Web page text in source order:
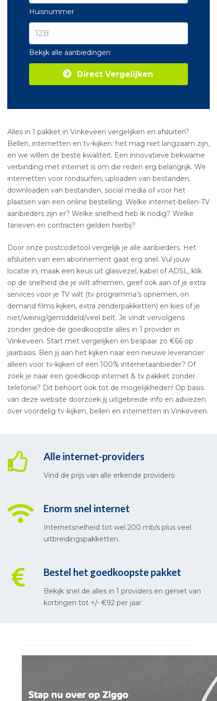
Huisnummer
Bekijk alle aanbiedingen
Direct Vergelijken
Alles in 1 pakket in Vinkeveen vergelijken en afsluiten?
Bellen, internetten en tv-kijken: het mag niet langzaam zijn,
en we willen de beste kwaliteit. Een innovatieve bekwame
verbinding met internet is om die reden erg belangrijk. We
internetten voor rondsurfen, uploaden van bestanden,
downloaden van bestanden, social media of voor het
plaatsen van een online bestelling. Welke internet-bellen-TV
aanbieders zijn er? Welke snelheid heb ik nodig? Welke
tarieven en contracten gelden hierbij?
Door onze postcodetool vergelijk je alle aanbieders. Het
afsluiten van een abonnement gaat erg snel. Vul jouw
locatie in, maak een keus uit glasvezel, kabel of ADSL, klik
op de snelheid die je wilt afnemen, geef ook aan of je extra
services voor je TV wilt (tv programma’s opnemen, on
demand films kijken, extra zenderpakketten) en kies of je
niet/weinig/gemiddeld/veel belt. Je vindt vervolgens
zonder gedoe de goedkoopste alles in 1 provider in
Vinkeveen. Start met vergelijken en bespaar zo €66 op
jaarbasis. Ben jij aan het kijken naar een nieuwe leverancier
alleen voor tv-kijken of een 100% internetaanbieder? Of
zoek je naar een goedkoop internet & tv pakket zonder
telefonie? Dit behoort ook tot de mogelijkheden! Op basis
van deze website doorzoek jij uitgebreide info en adviezen
over voordelig tv-kijken, bellen en internetten in Vinkeveen.
Alle internet-providers
Vind de prijs van alle erkende providers
Enorm snel internet
Internetsnelheid tot wel 200 mb/s plus veel
uitbreidingspakketten.
Bestel het goedkoopste pakket
Bekijk snel de alles in 1 providers en geniet van
kortingen tot +/- €92 per jaar.